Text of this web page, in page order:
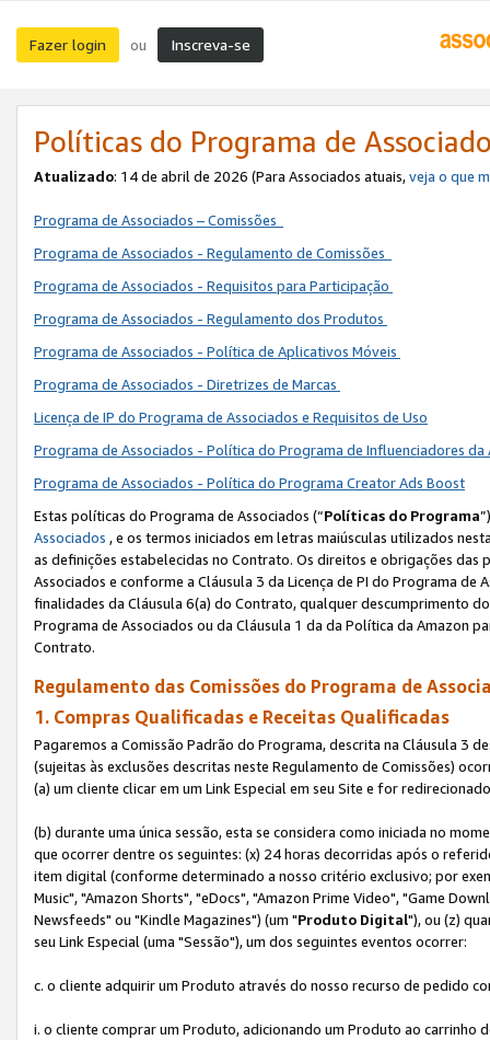
Fazer login ou Inscreva-se
Políticas do Programa de
Atualizado: 14 de abril de 2026 (Para Associados atuais,veja o que
Programa de Associados – Comissões
Programa de Associados - Regulamento de Comissões
Programa de Associados - Requisitos para Participação
Programa de Associados - Regulamento dos Produtos
Programa de Associados - Política de Aplicativos Móveis
Programa de Associados - Diretrizes de Marcas
Licença de IP do Programa de Associados e Requisitos de Uso
Programa de Associados - Política do Programa de Influenciadores
Programa de Associados - Política do Programa Creator Ads Boost
Estas políticas do Programa de Associados (“Políticas do Programa
Associados , e os termos iniciados em letras maiúsculas utilizados
as definições estabelecidas no Contrato. Os direitos e obrigações
Associados e conforme a Cláusula 3 da Licença de PI do Programa
finalidades da Cláusula 6(a) do Contrato, qualquer descumprimento
Programa de Associados ou da Cláusula 1 da da Política da Amazon
Contrato.
Regulamento das Comissões do Programa de
1. Compras Qualificadas e Receitas Qualificadas
Pagaremos a Comissão Padrão do Programa, descrita na Cláusula 3
(sujeitas às exclusões descritas neste Regulamento de Comissões)
(a) um cliente clicar em um Link Especial em seu Site e for
(b) durante uma única sessão, esta se considera como iniciada no
que ocorrer dentre os seguintes: (x) 24 horas decorridas após o
item digital (conforme determinado a nosso critério exclusivo; por
Music", "Amazon Shorts", "eDocs", "Amazon Prime Video", "Game
Newsfeeds" ou "Kindle Magazines") (um "Produto Digital"), ou (z)
seu Link Especial (uma "Sessão"), um dos seguintes eventos ocorrer:
c. o cliente adquirir um Produto através do nosso recurso de pedido
i. o cliente comprar um Produto, adicionando um Produto ao